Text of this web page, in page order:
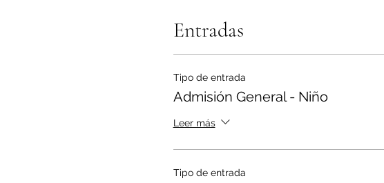
Entradas
Tipo de entrada
Admisión General - Niño
Leer más
Tipo de entrada